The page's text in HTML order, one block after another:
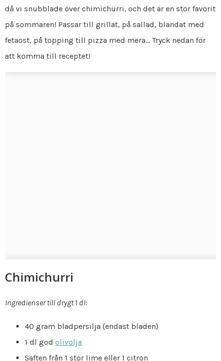
då vi snubblade över chimichurri, och det är en stor favorit
på sommaren! Passar till grillat, på sallad, blandat med
fetaost, på topping till pizza med mera… Tryck nedan för
att komma till receptet!
Chimichurri
Ingredienser till drygt 1 dl:
40 gram bladpersilja (endast bladen)
1 dl god olivolja
Saften från 1 stor lime eller 1 citron